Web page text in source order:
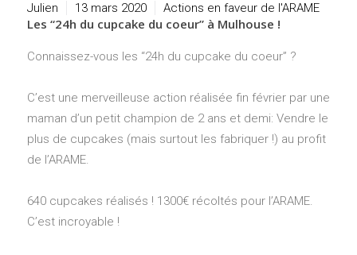
Julien 13 mars 2020 Actions en faveur de l'ARAME
Les “24h du cupcake du coeur” à Mulhouse !
Connaissez-vous les “24h du cupcake du coeur” ?
C’est une merveilleuse action réalisée fin février par une
maman d’un petit champion de 2 ans et demi: Vendre le
plus de cupcakes (mais surtout les fabriquer !) au profit
de l’ARAME.
640 cupcakes réalisés ! 1300€ récoltés pour l’ARAME.
C’est incroyable !